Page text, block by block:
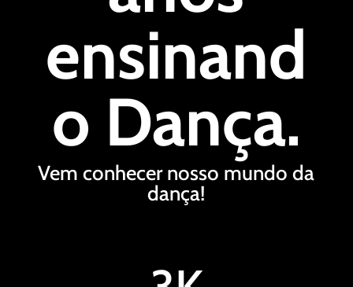
ensinand
o Dança.
Vem conhecer nosso mundo da
dança!